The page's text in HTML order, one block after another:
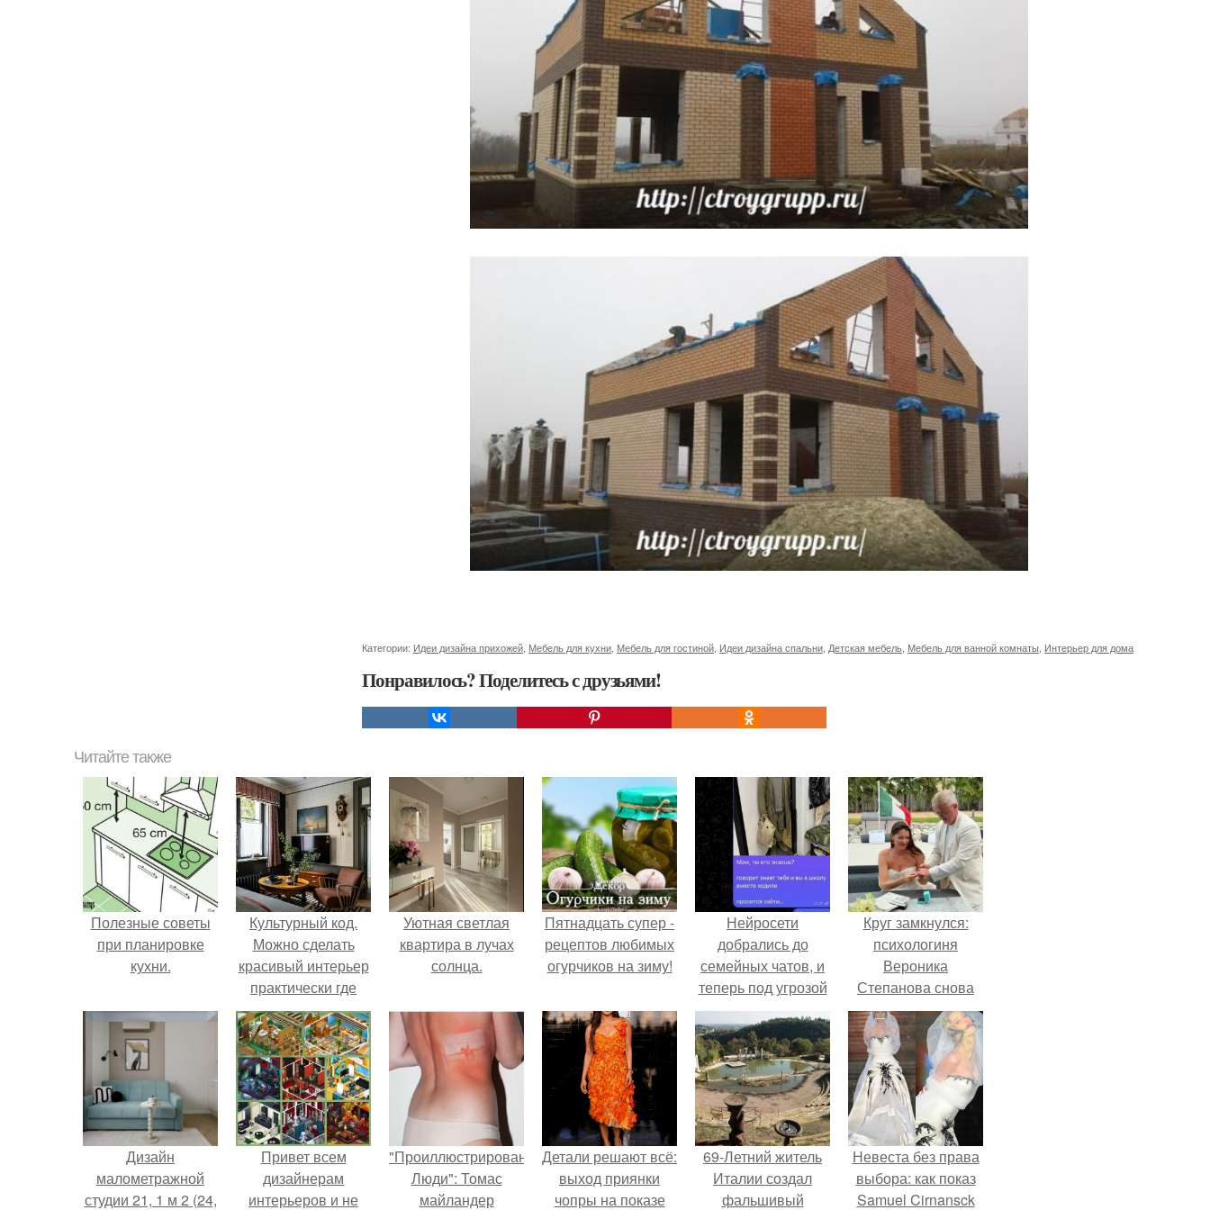
Категории: Идеи дизайна прихожей Мебель для кухни Мебель для гостиной Идеи дизайна спальни Детская мебель Мебель для ванной комнаты Интерьер для дома
Понравилось? Поделитесь с друзьями!
Читайте также
Полезные советы
при планировке
кухни.
Культурный код.
Можно сделать
красивый интерьер
практически где
угодно.
Уютная светлая
квартира в лучах
солнца.
Пятнадцать супер -
рецептов любимых
огурчиков на зиму!
Нейросети
добрались до
семейных чатов, и
теперь под угрозой
мамины нервы.
Круг замкнулся:
психологиня
Вероника
Степанова снова
вышла замуж за
собственного
бывшего мужа.
Дизайн
малометражной
студии 21, 1 м 2 (24,
Привет всем
дизайнерам
интерьеров и не
"Проиллюстрированные
Люди": Томас
майландер
Детали решают всё:
выход приянки
чопры на показе
69-Летний житель
Италии создал
фальшивый
Невеста без права
выбора: как показ
Samuel Cirnansck